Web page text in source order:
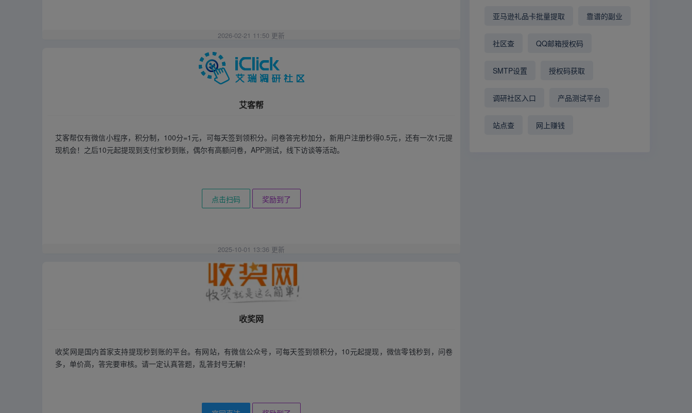
2026-02-21 11:50 更新
艾客帮
艾客帮仅有微信小程序，积分制，100分=1元，可每天签到领积分。问卷答完秒加分，新用户注册秒得0.5元，还有一次1元提
现机会！之后10元起提现到支付宝秒到账，偶尔有高额问卷，APP测试，线下访谈等活动。
点击扫码 奖励到了
2025-10-01 13:36 更新
收奖网
收奖网是国内首家支持提现秒到账的平台。有网站，有微信公众号，可每天签到领积分，10元起提现，微信零钱秒到，问卷
多，单价高，答完要审核。请一定认真答题，乱答封号无解！
亚马逊礼品卡批量提取 靠谱的副业
社区查 QQ邮箱授权码
SMTP设置 授权码获取
调研社区入口 产品测试平台
站点查 网上赚钱